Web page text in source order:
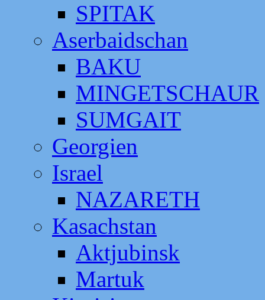
SPITAK
Aserbaidschan
BAKU
MINGETSCHAUR
SUMGAIT
Georgien
Israel
NAZARETH
Kasachstan
Aktjubinsk
Martuk